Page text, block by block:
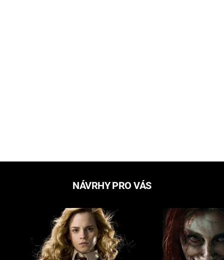
NÁVRHY PRO VÁS